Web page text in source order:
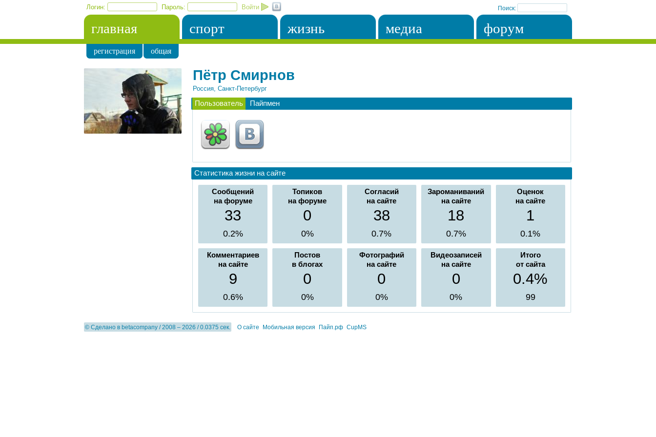
Логин: Пароль: Войти Поиск:
главная спорт жизнь медиа форум
регистрация общая
Пётр Смирнов
Россия, Санкт-Петербург
Пользователь Пайпмен
Статистика жизни на сайте
Сообщений
на форуме
33
0.2%
Топиков
на форуме
0
0%
Согласий
на сайте
38
0.7%
Зароманиваний
на сайте
18
0.7%
Оценок
на сайте
1
0.1%
Комментариев
на сайте
9
0.6%
Постов
в блогах
0
0%
Фотографий
на сайте
0
0%
Видеозаписей
на сайте
0
0%
Итого
от сайта
0.4%
99
© Сделано в betacompany / 2008 – 2026 / 0.0375 сек. О сайте Мобильная версия Пайп.рф CupMS